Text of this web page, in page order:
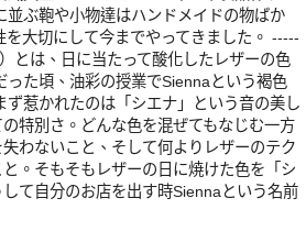
並ぶ鞄や小物達はハンドメイドの物ばか
を大切にして今までやってきました。 -----
とは、日に当たって酸化したレザーの色
った頃、油彩の授業でSiennaという褐色
ず惹かれたのは「シエナ」という音の美し
特別さ。どんな色を混ぜてもなじむ一方
わないこと、そして何よりレザーのテク
。そもそもレザーの日に焼けた色を「シ
て自分のお店を出す時Siennaという名前